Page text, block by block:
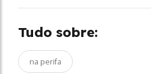
Tudo sobre:
na perifa